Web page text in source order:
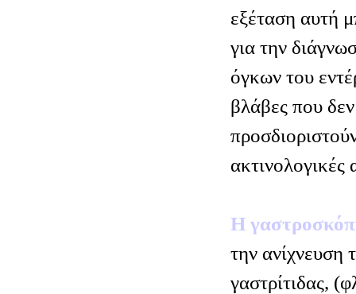
εξέταση αυτή
για την
όγκων του
βλάβες που
ακτινολογικές
Η
την ανίχνευση
γαστρίτιδας,